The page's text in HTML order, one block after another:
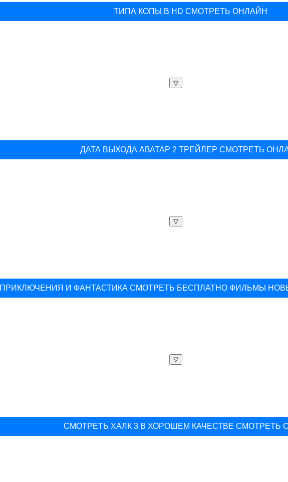
ТИПА КОПЫ В HD СМОТРЕТЬ ОНЛАЙН
▽
ДАТА ВЫХОДА АВАТАР 2 ТРЕЙЛЕР СМОТРЕТЬ
▽
ПРИКЛЮЧЕНИЯ И ФАНТАСТИКА СМОТРЕТЬ БЕСПЛАТНО ФИЛЬМЫ
▽
СМОТРЕТЬ ХАЛК 3 В ХОРОШЕМ КАЧЕСТВЕ СМОТРЕТЬ